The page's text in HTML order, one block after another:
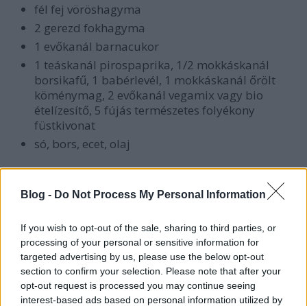
Blog - Do Not Process My Personal Information
If you wish to opt-out of the sale, sharing to third parties, or
processing of your personal or sensitive information for
targeted advertising by us, please use the below opt-out
section to confirm your selection. Please note that after your
opt-out request is processed you may continue seeing
interest-based ads based on personal information utilized by
fél fej vöröshagyma
2 gerezd fokhagyma
1 evőkanál barnacukor
1 teáskanál pirospaprika, 1/2 mokkáskanál
borsikafű, 1 babérlevél, 1 mokkáskanál őrölt
köménymag, 2 evőkanál vegamix vagy bio
ételízesítő, 5 fújás természetes folyékony
füstkivonat
só, bors, ecet, olaj
Karikázzuk fel a virslit, majd egy fazékban
süssük meg a szeleteket két evőkanál olajon. Ha
szépen megpirult mindkét oldalon, vegyük ki a
Pótoljuk az olajat, és pirítsuk rajta üvegesre az
apróra vágott vöröshagymát. Ezután adjuk
hozzá a cukrot és az apróra vágott fokhagymát
is. Folyamatos kevergetés mellett várjunk, amíg
karamellizálódik.